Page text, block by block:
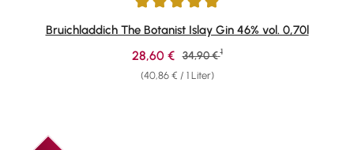
Durchschnittliche Bewertung von 4.89 von 5 Sternen
Bruichladdich The Botanist Islay Gin 46% vol. 0,70l
(40,86 € / 1 Liter)
Verkaufspreis:
28,60 € Regulärer Preis:
34,90 € 1